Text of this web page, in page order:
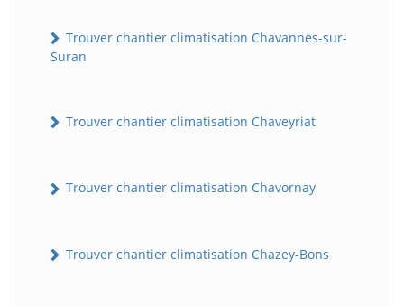
Trouver chantier climatisation Chavannes-sur-
Suran
Trouver chantier climatisation Chaveyriat
Trouver chantier climatisation Chavornay
Trouver chantier climatisation Chazey-Bons